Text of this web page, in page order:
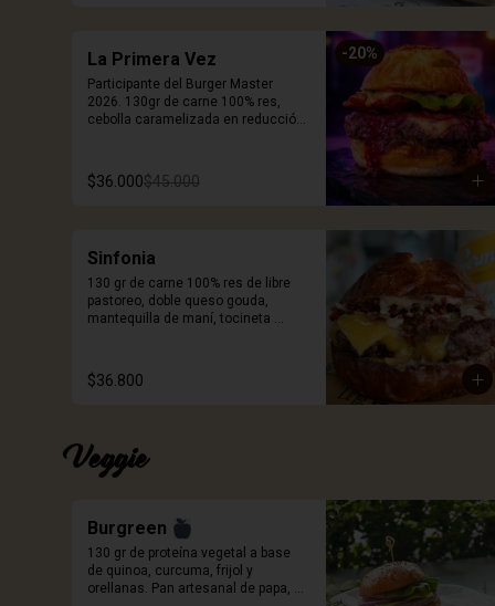
-20%
La Primera Vez
Participante del Burger Master
2026. 130gr de carne 100% res,
cebolla caramelizada en reducción
corozo, chips de pepperoni, cogollo
europeo, mayonesa artesanal de
$36.000$45.000
Sinfonia
130 gr de carne 100% res de libre
pastoreo, doble queso gouda,
mantequilla de maní, tocineta
de papas.
$36.800
Veggie
Burgreen
130 gr de proteína vegetal a base
de quinoa, curcuma, frijol y
orellanas. Pan artesanal de papa,